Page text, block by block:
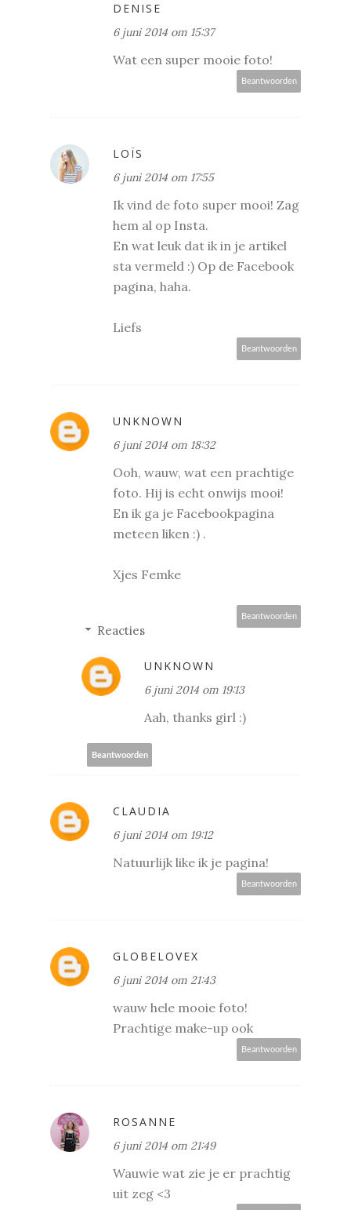
DENISE
6 juni 2014 om 15:37
Wat een super mooie foto!
Beantwoorden
LOÏS
6 juni 2014 om 17:55
Ik vind de foto super mooi! Zag
hem al op Insta.
En wat leuk dat ik in je artikel
sta vermeld :) Op de Facebook
pagina, haha.
Liefs
Beantwoorden
UNKNOWN
6 juni 2014 om 18:32
Ooh, wauw, wat een prachtige
foto. Hij is echt onwijs mooi!
En ik ga je Facebookpagina
meteen liken :) .
Xjes Femke
Beantwoorden
Reacties
UNKNOWN
6 juni 2014 om 19:13
Aah, thanks girl :)
Beantwoorden
CLAUDIA
6 juni 2014 om 19:12
Natuurlijk like ik je pagina!
Beantwoorden
GLOBELOVEX
6 juni 2014 om 21:43
wauw hele mooie foto!
Prachtige make-up ook
Beantwoorden
ROSANNE
6 juni 2014 om 21:49
Wauwie wat zie je er prachtig
uit zeg <3